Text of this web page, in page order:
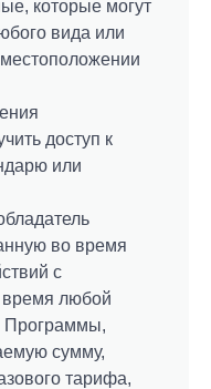
которые могут
вида или
доступ к
или
во время
с
время любой
Программы,
сумму,
тарифа,